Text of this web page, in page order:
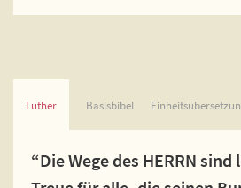
Luther Basisbibel
“Die Wege des HERRN